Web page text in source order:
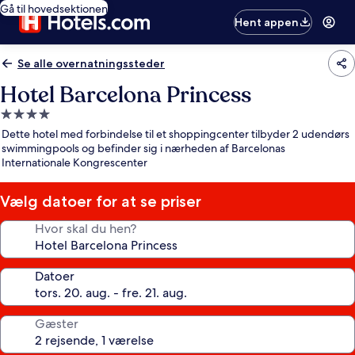
Gå til hovedsektionen
Hent appen
Se alle overnatningssteder
Hotel Barcelona Princess
4.0-
stjernet
overnatningssted
Dette hotel med forbindelse til et shoppingcenter tilbyder 2 udendørs
swimmingpools og befinder sig i nærheden af Barcelonas
Internationale Kongrescenter
Vælg datoer for at se priser
Hvor skal du hen?
Datoer
Gæster